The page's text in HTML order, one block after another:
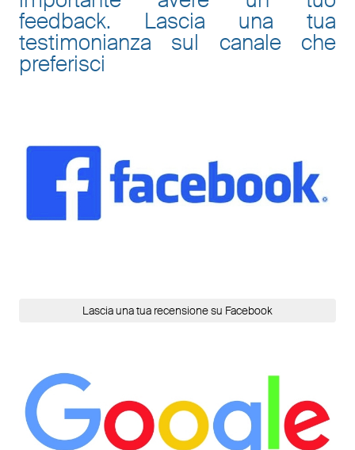
feedback. Lascia una tua
testimonianza sul canale che
preferisci
Lascia una tua recensione su Facebook